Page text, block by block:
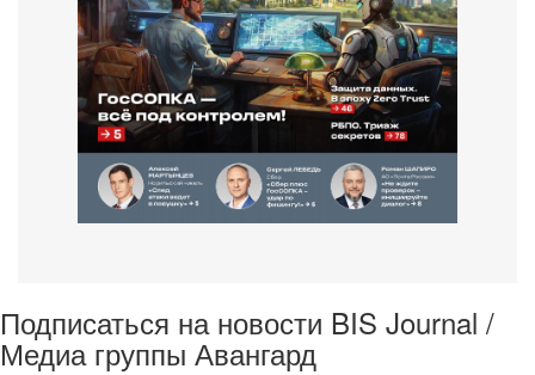
Подписаться на новости BIS Journal /
Медиа группы Авангард